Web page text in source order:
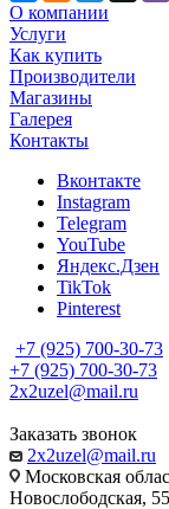
О компании
Услуги
Как купить
Производители
Магазины
Галерея
Контакты
Вконтакте
Instagram
Telegram
YouTube
Яндекс.Дзен
TikTok
Pinterest
+7 (925) 700-30-73
+7 (925) 700-30-73
2x2uzel@mail.ru
Заказать звонок
2x2uzel@mail.ru
Московская
Новослободская,